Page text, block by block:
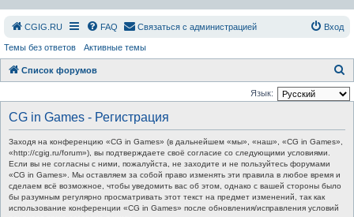
СGIG.RU FAQ Связаться с администрацией Вход
Темы без ответов Активные темы
Список форумов
о
Язык:
CG in Games - Регистрация
Заходя на конференцию «CG in Games» (в дальнейшем «мы», «наш», «CG in Games»,
«http://cgig.ru/forum»), вы подтверждаете своё согласие со следующими условиями.
Если вы не согласны с ними, пожалуйста, не заходите и не пользуйтесь форумами
«CG in Games». Мы оставляем за собой право изменять эти правила в любое время и
сделаем всё возможное, чтобы уведомить вас об этом, однако с вашей стороны было
бы разумным регулярно просматривать этот текст на предмет изменений, так как
использование конференции «CG in Games» после обновления/исправления условий